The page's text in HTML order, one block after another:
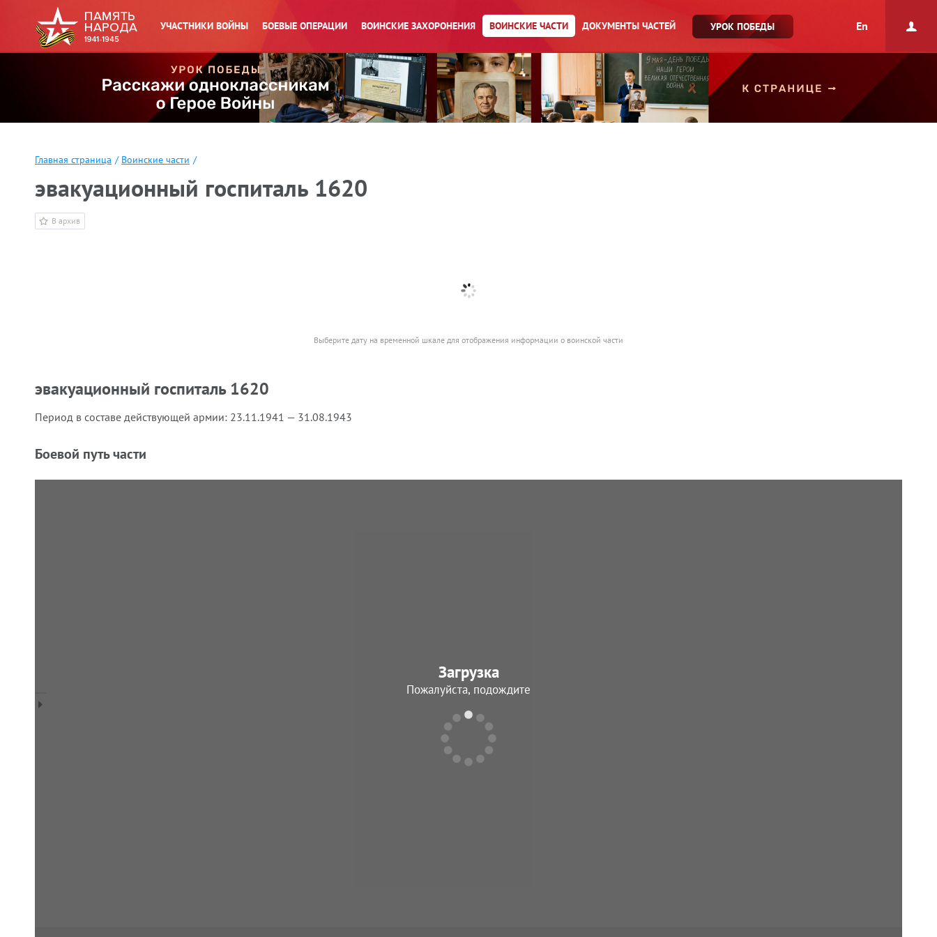
УЧАСТНИКИ ВОЙНЫ БОЕВЫЕ ОПЕРАЦИИ ВОИНСКИЕ ЗАХОРОНЕНИЯ ВОИНСКИЕ ЧАСТИ ДОКУМЕНТЫ ЧАСТЕЙ УРОК ПОБЕДЫ En
Главная страница / Воинские части /
эвакуационный госпиталь 1620
В архив
Выберите дату на временной шкале для отображения информации о воинской части
эвакуационный госпиталь 1620
Период в составе действующей армии: 23.11.1941 — 31.08.1943
Боевой путь части
Загрузка
Пожалуйста, подождите